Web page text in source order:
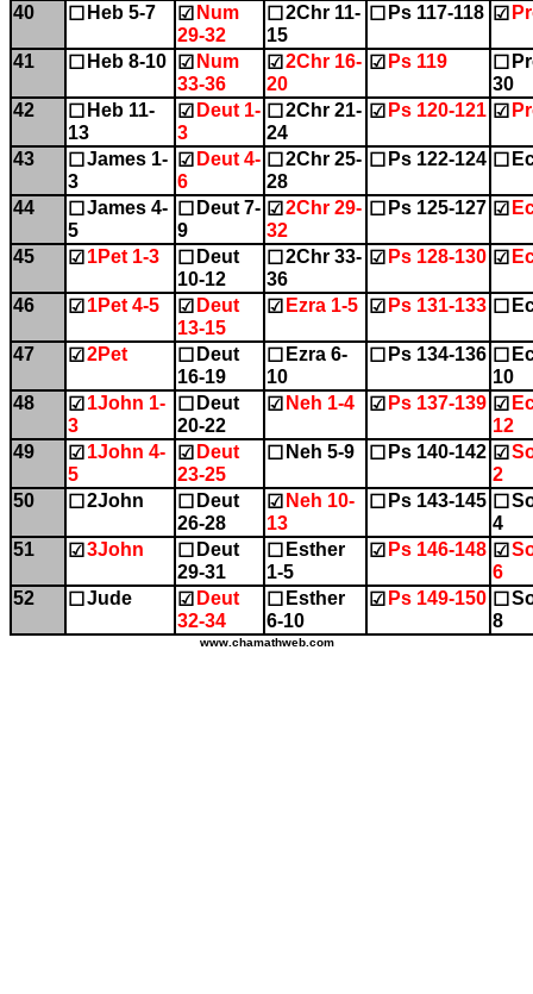
40
☐ Heb 5-7 ☑ Num
29-32
☐ 2Chr 11-
15
☐ Ps 117-118 ☑
41 ☐ Heb 8-10 ☑ Num
33-36
☑ 2Chr 16-
20
☑ Ps 119 ☐
30
42
☐ Heb 11-
13
☑ Deut 1-
3
☐ 2Chr 21-
24
☑ Ps 120-121 ☑
43 ☐ James 1-
3
☑ Deut 4-
6
☐ 2Chr 25-
28
☐ Ps 122-124 ☐
44 ☐ James 4-
5
☐ Deut 7-
9
☑ 2Chr 29-
32
☐ Ps 125-127 ☑
45 ☑ 1Pet 1-3 ☐ Deut
10-12
☐ 2Chr 33-
36
☑ Ps 128-130 ☑
46 ☑ 1Pet 4-5 ☑ Deut
13-15
☑ Ezra 1-5 ☑ Ps 131-133 ☐
47 ☑ 2Pet ☐ Deut
16-19
☐ Ezra 6-
10
☐ Ps 134-136 ☐
10
48
☑ 1John 1-
3
☐ Deut
20-22
☑ Neh 1-4 ☑ Ps 137-139 ☑
12
49
☑ 1John 4-
5
☑ Deut
23-25
☐ Neh 5-9 ☐ Ps 140-142 ☑
2
50
☐ 2John ☐ Deut
26-28
☑ Neh 10-
13
☐ Ps 143-145 ☐
4
51
☑ 3John ☐ Deut
29-31
☐ Esther
1-5
☑ Ps 146-148 ☑
6
52
☐ Jude ☑ Deut
32-34
☐ Esther
6-10
☑ Ps 149-150 ☐
8
www.chamathweb.com